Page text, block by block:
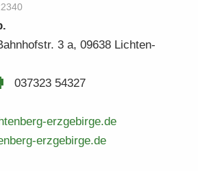
3 a, 09638 Lich­ten­
037323 54327
​​erzgebirge.​de
​​erzgebirge.​de